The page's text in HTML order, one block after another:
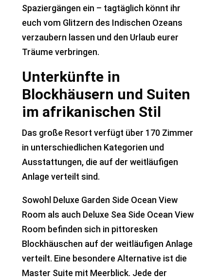
Spaziergängen ein – tagtäglich könnt ihr
euch vom Glitzern des Indischen Ozeans
verzaubern lassen und den Urlaub eurer
Träume verbringen.
Unterkünfte in
Blockhäusern und Suiten
im afrikanischen Stil
Das große Resort verfügt über 170 Zimmer
in unterschiedlichen Kategorien und
Ausstattungen, die auf der weitläufigen
Anlage verteilt sind.
Sowohl Deluxe Garden Side Ocean View
Room als auch Deluxe Sea Side Ocean View
Room befinden sich in pittoresken
Blockhäuschen auf der weitläufigen Anlage
verteilt. Eine besondere Alternative ist die
Master Suite mit Meerblick. Jede der